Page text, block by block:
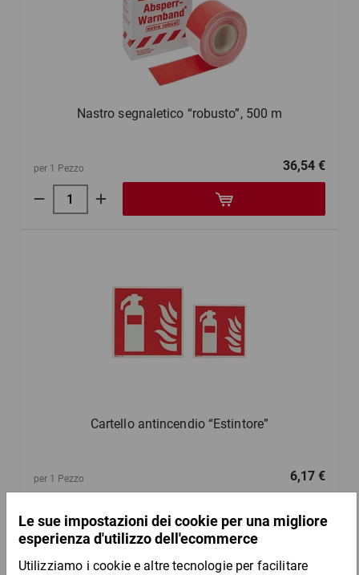
Nastro segnaletico “robusto”, 500 m
per 1 Pezzo 36,54 €
Cartello antincendio “Estintore”
per 1 Pezzo 6,17 €